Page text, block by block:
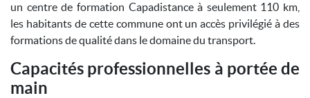
un centre de formation Capadistance à seulement 110 km,
les habitants de cette commune ont un accès privilégié à des
formations de qualité dans le domaine du transport.
Capacités professionnelles à portée de
main